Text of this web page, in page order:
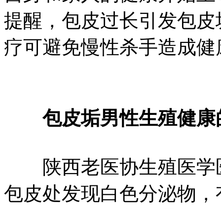
提醒，包皮过长引发包
疗可避免慢性杀手造成
包皮垢男性生殖健康
陕西老医协生殖医学
包皮处发现白色分泌物